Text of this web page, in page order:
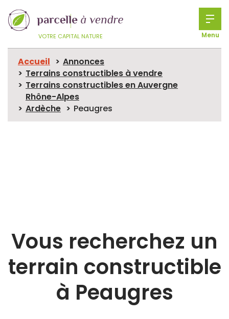
VOTRE CAPITAL NATURE Menu
Accueil
Annonces
Terrains constructibles à vendre
Terrains constructibles en Auvergne
Rhône-Alpes
Ardèche
Peaugres
Vous recherchez un
terrain constructible
à Peaugres